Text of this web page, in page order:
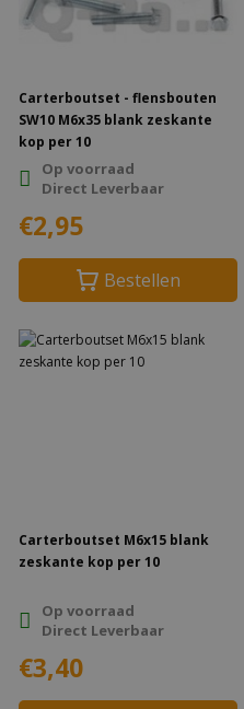
Carterboutset - flensbouten
SW10 M6x35 blank zeskante
kop per 10
Op voorraad
Direct Leverbaar
€2,95
Bestellen
Carterboutset M6x15 blank
zeskante kop per 10
Op voorraad
Direct Leverbaar
€3,40